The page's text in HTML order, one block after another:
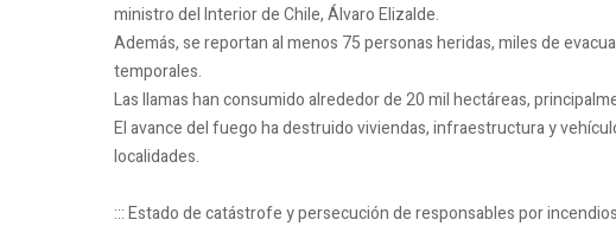
ministro del Interior de Chile, Álvaro Elizalde.
Además, se reportan al menos 75 personas heridas, miles de
temporales.
Las llamas han consumido alrededor de 20 mil hectáreas,
El avance del fuego ha destruido viviendas, infraestructura y
localidades.
::: Estado de catástrofe y persecución de responsables por incendios